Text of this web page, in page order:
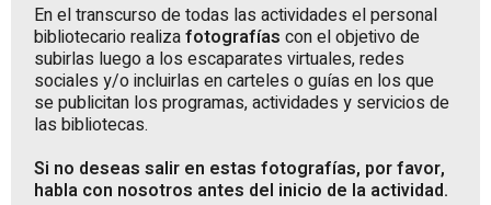
En el transcurso de todas las actividades el personal
bibliotecario realizafotografías con el objetivo de
subirlas luego a los escaparates virtuales, redes
sociales y/o incluirlas en carteles o guías en los que
se publicitan los programas, actividades y servicios de
las bibliotecas.
Si no deseas salir en estas fotografías, por favor,
habla con nosotros antes del inicio de la actividad.